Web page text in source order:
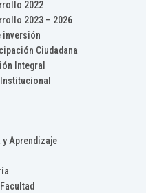
2022
2023 – 2026
inversión
Ciudadana
Integral
y Aprendizaje